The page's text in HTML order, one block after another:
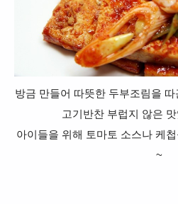
방금 만들어 따뜻한 두부조림을
고기반찬 부럽지 않은
아이들을 위해 토마토 소스나 케
~